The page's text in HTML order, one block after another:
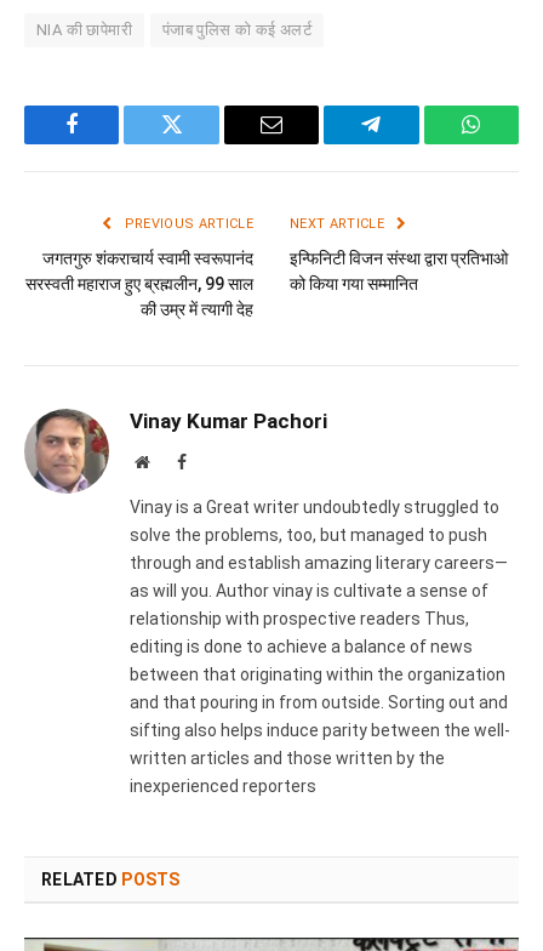
NIA की छापेमारी पंजाब पुलिस को कई अलर्ट
Facebook Twitter Email Telegram
PREVIOUS ARTICLE
जगतगुरु शंकराचार्य स्वामी स्वरूपानंद
सरस्वती महाराज हुए ब्रह्मलीन, 99 साल
की उम्र में त्यागी देह
NEXT ARTICLE
इन्फिनिटी विजन संस्था द्वारा प्रतिभाओ
को किया गया सम्मानित
Vinay Kumar Pachori
WebsiteFacebook
Vinay is a Great writer undoubtedly struggled to
solve the problems, too, but managed to push
through and establish amazing literary careers—
as will you. Author vinay is cultivate a sense of
relationship with prospective readers Thus,
editing is done to achieve a balance of news
between that originating within the organization
and that pouring in from outside. Sorting out and
sifting also helps induce parity between the well-
written articles and those written by the
inexperienced reporters
RELATED POSTS